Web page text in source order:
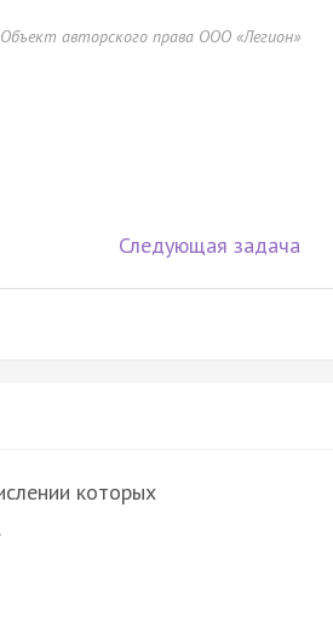
Объект авторского права ООО «Легион»
Следующая задача
которых